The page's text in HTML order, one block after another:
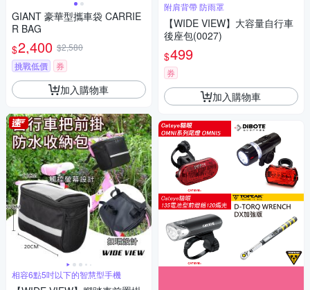
GIANT 豪華型攜車袋 CARRIE
R BAG
$2,400 $2,580
挑戰低價
券
加入購物車
相容6點5吋以下的智慧型手機
附肩背帶 防雨罩
【WIDE VIEW】大容量自行車
後座包(0027)
$499
券
加入購物車